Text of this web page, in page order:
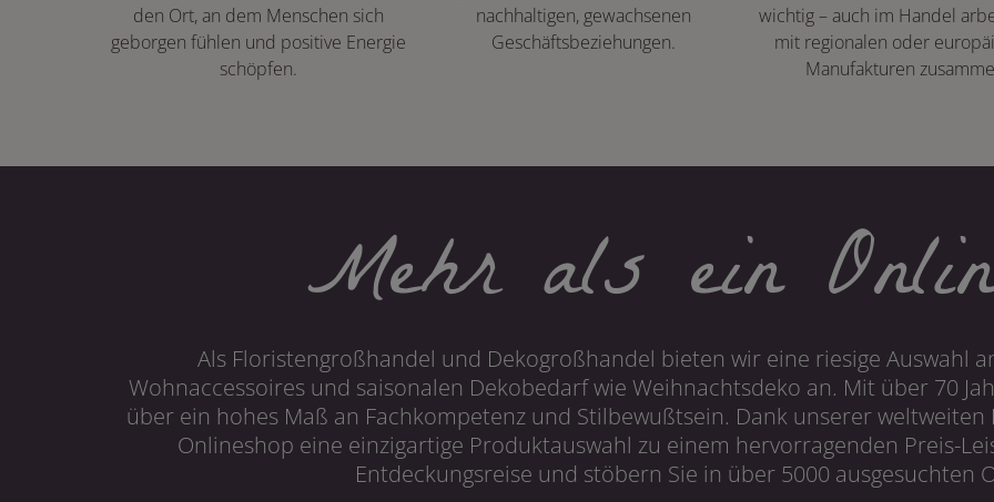
den Ort, an dem Menschen sich
geborgen fühlen und positive Energie
schöpfen.
nachhaltigen, gewachsenen
Geschäftsbeziehungen.
wichtig – auch im Handel
mit regionalen oder
Manufakturen
Mehr als ein
Als Floristengroßhandel und Dekogroßhandel bieten wir eine riesige Auswahl
Wohnaccessoires und saisonalen Dekobedarf wie Weihnachtsdeko an. Mit über 70
über ein hohes Maß an Fachkompetenz und Stilbewußtsein. Dank unserer
Onlineshop eine einzigartige Produktauswahl zu einem hervorragenden Preis-
Entdeckungsreise und stöbern Sie in über 5000 ausgesuchten